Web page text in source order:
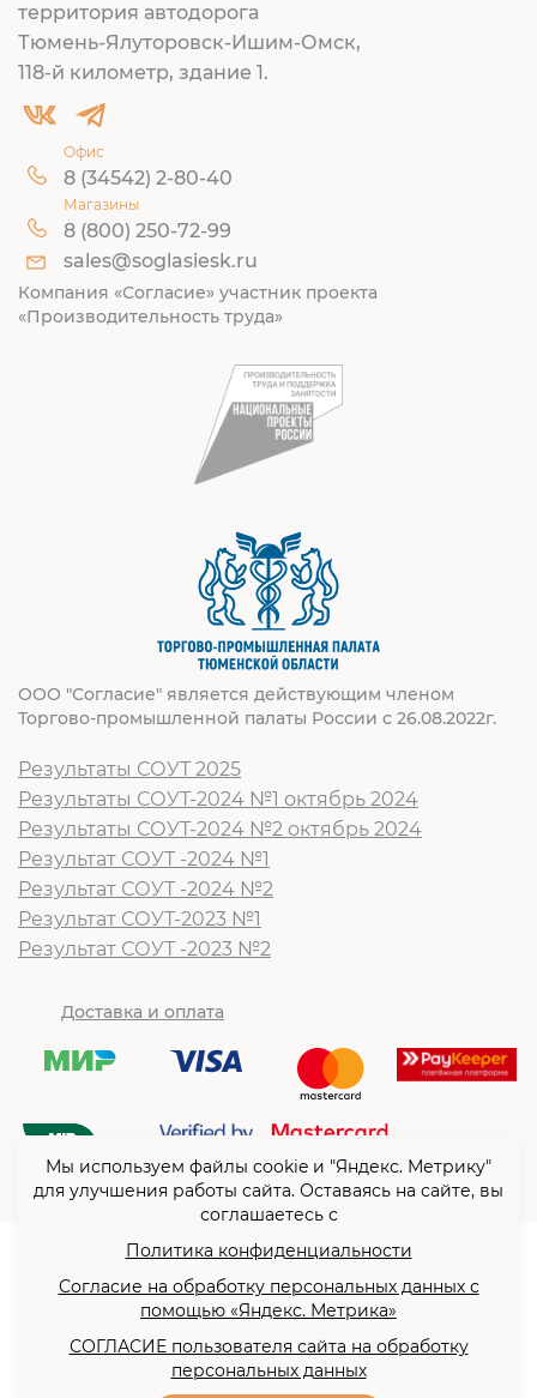
территория автодорога
Тюмень-Ялуторовск-Ишим-Омск,
118-й километр, здание 1.
Офис
8 (34542) 2-80-40
Магазины
8 (800) 250-72-99
sales@soglasiesk.ru
Компания «Согласие» участник проекта
«Производительность труда»
ООО "Согласие" является действующим членом
Торгово-промышленной палаты России с 26.08.2022г.
Результаты СОУТ 2025
Результаты СОУТ-2024 №1 октябрь 2024
Результаты СОУТ-2024 №2 октябрь 2024
Результат СОУТ -2024 №1
Результат СОУТ -2024 №2
Результат СОУТ-2023 №1
Результат СОУТ -2023 №2
Доставка и оплата
© ООО “Согласие”2026
Политика конфиденциальности
Согласие на обработку
персональных данных с
помощью «Яндекс. Метрика»
Мы используем файлы cookie и "Яндекс. Метрику"
для улучшения работы сайта. Оставаясь на сайте, вы
соглашаетесь с
Политика конфиденциальности
Согласие на обработку персональных данных с
помощью «Яндекс. Метрика»
СОГЛАСИЕ пользователя сайта на обработку
персональных данных